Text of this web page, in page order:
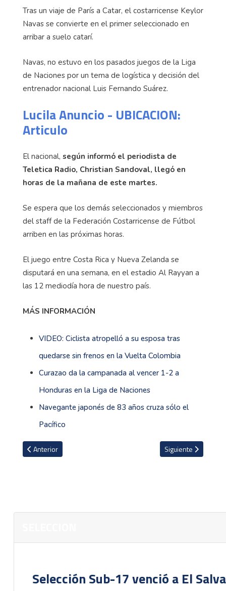
Tras un viaje de París a Catar, el costarricense Keylor
Navas se convierte en el primer seleccionado en
arribar a suelo catarí.
Navas, no estuvo en los pasados juegos de la Liga
de Naciones por un tema de logística y decisión del
entrenador nacional Luis Fernando Suárez.
Lucila Anuncio - UBICACION:
Articulo
El nacional, según informó el periodista de
Teletica Radio, Christian Sandoval, llegó en
horas de la mañana de este martes.
Se espera que los demás seleccionados y miembros
del staff de la Federación Costarricense de Fútbol
arriben en las próximas horas.
El juego entre Costa Rica y Nueva Zelanda se
disputará en una semana, en el estadio Al Rayyan a
las 12 mediodía hora de nuestro país.
MÁS INFORMACIÓN
VIDEO: Ciclista atropelló a su esposa tras
quedarse sin frenos en la Vuelta Colombia
Curazao da la campanada al vencer 1-2 a
Honduras en la Liga de Naciones
Navegante japonés de 83 años cruza sólo el
Pacífico
Artículo anterior: La Sele ya está en Catar
Anterior Artículo siguiente:
Siguiente
Selección Sub-17 venció a El